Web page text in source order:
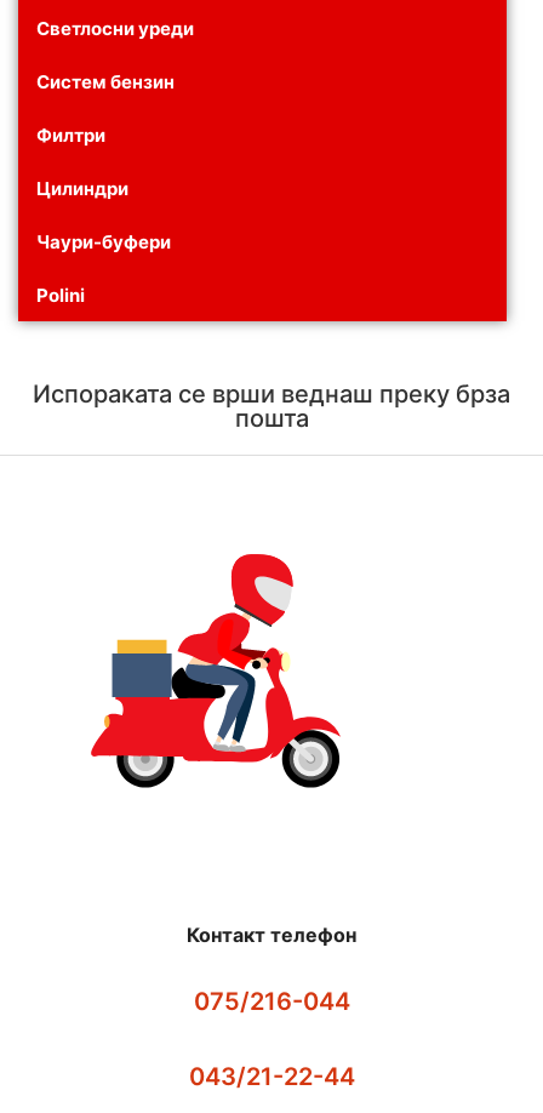
Светлосни уреди
Систем бензин
Филтри
Цилиндри
Чаури-буфери
Polini
Испораката се врши веднаш преку брза
пошта
Контакт телефон
075/216-044
043/21-22-44